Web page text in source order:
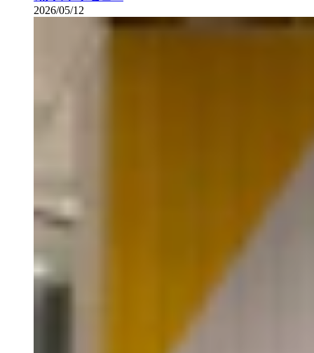
2026/05/12